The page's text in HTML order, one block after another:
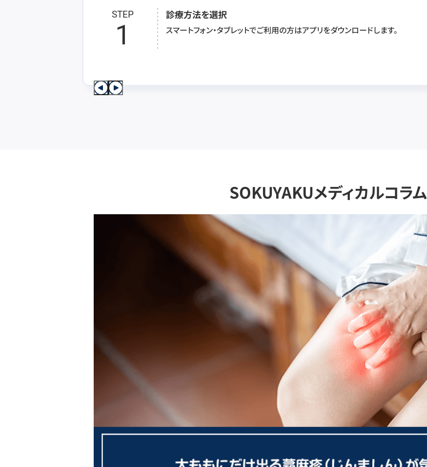
STEP
1
診療方法を選択
スマートフォン・タブレットでご利用の方はアプリをダウンロードします。
SOKUYAKUメディカルコラム